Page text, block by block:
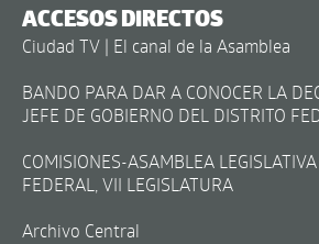
ACCESOS DIRECTOS
Ciudad TV | El canal de la Asamblea
BANDO PARA DAR A CONOCER LA
JEFE DE GOBIERNO DEL DISTRITO
COMISIONES-ASAMBLEA
FEDERAL, VII LEGISLATURA
Archivo Central